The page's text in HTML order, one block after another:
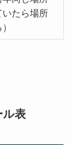
いたら場所
ル表